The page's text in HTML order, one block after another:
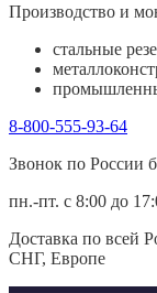
Производство и
стальные
8-800-555-93-64
Звонок по России
пн.-пт. с 8:00 до
Доставка по всей
СНГ, Европе